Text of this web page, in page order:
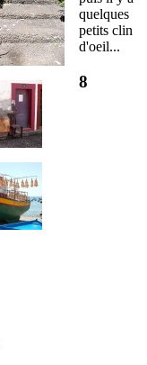
quelques
petits clin
d'oeil...
8